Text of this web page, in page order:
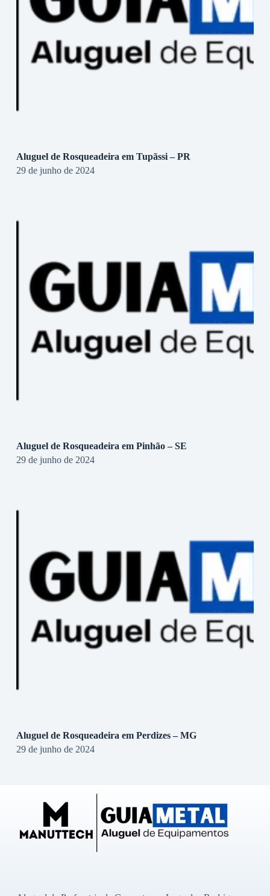
Aluguel de Rosqueadeira em Tupãssi – PR
29 de junho de 2024
Aluguel de Rosqueadeira em Pinhão – SE
29 de junho de 2024
Aluguel de Rosqueadeira em Perdizes – MG
29 de junho de 2024